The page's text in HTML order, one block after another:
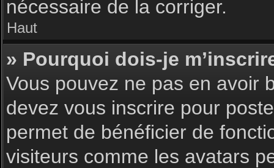
nécessaire de la corriger.
Haut
» Pourquoi dois-je
Vous pouvez ne pas en avoir
devez vous inscrire pour
permet de bénéficier de
visiteurs comme les avatars